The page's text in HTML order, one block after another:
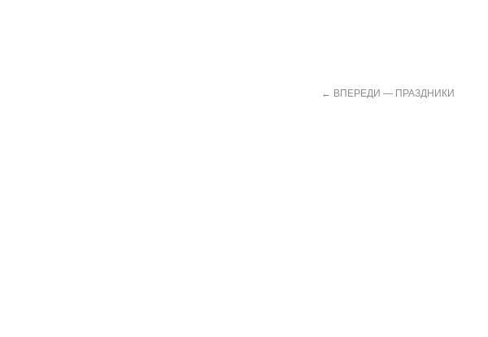
← ВПЕРЕДИ — ПРАЗДНИКИ